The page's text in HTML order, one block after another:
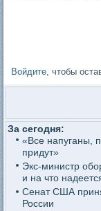
Войдите , чтобы
За сегодня:
«Все напуганы,
придут»
Экс-министр
и на что
Сенат США
России